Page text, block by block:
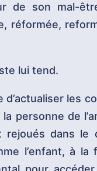
de son mal-
réformée,
lui tend.
les
personne de
dans le
l’enfant, à la